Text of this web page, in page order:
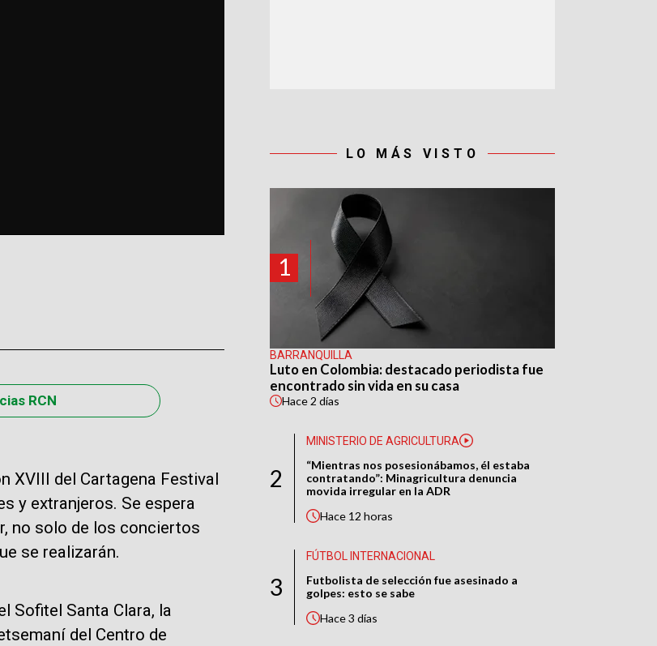
RCN
XVIII del Cartagena Festival
y extranjeros. Se espera
no solo de los conciertos
se realizarán.
Sofitel Santa Clara, la
del Centro de
LO MÁS VISTO
1
BARRANQUILLA
Luto en Colombia: destacado periodista fue
encontrado sin vida en su casa
Hace2 días
2
MINISTERIO DE AGRICULTURA
“Mientras nos posesionábamos, él estaba
contratando”: Minagricultura denuncia
movida irregular en la ADR
Hace 12 horas
3
FÚTBOL INTERNACIONAL
Futbolista de selección fue asesinado a
golpes: esto se sabe
Hace3 días